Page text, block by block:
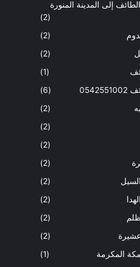
إلى المدينة المنورة
(2)
(2)
(2)
(1)
(6)
(2)
(2)
(2)
(2)
(2)
(2)
(2)
(2)
المكرمة
(1)